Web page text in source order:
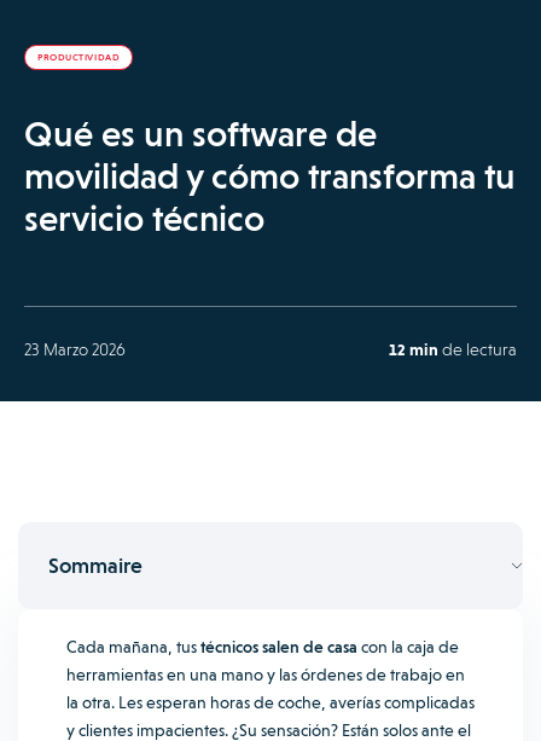
PRODUCTIVIDAD
Qué es un software de
movilidad y cómo transforma tu
servicio técnico
23 Marzo 2026 12 min de lectura
Sommaire
Cada mañana, tustécnicos salen de casa con la caja de
herramientas en una mano y las órdenes de trabajo en
la otra. Les esperan horas de coche, averías complicadas
y clientes impacientes. ¿Su sensación? Están solos ante el